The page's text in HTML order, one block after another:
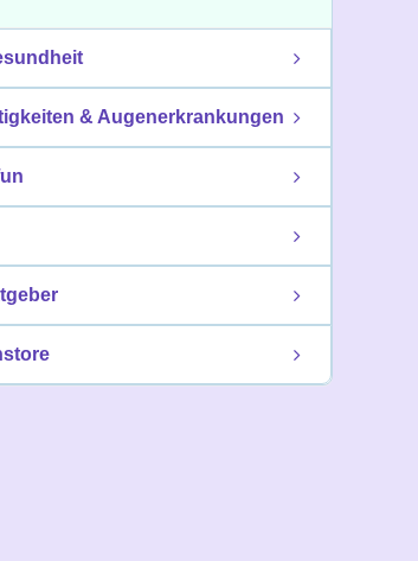
& Augenerkrankungen